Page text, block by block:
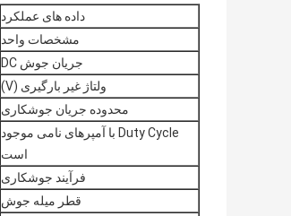
داده های عملکرد
مشخصات واحد
جریان جوش DC
ولتاژ غیر بارگیری (V)
محدوده جریان جوشکاری
Duty Cycle با آمپرهای نامی موجود
است
فرآیند جوشکاری
قطر میله جوش